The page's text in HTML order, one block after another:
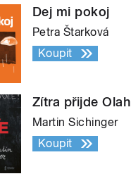
Dej mi pokoj
Petra Štarková
Koupit
Zítra přijde Olah
Martin Sichinger
Koupit